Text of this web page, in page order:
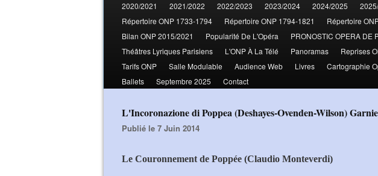
2020/2021
2021/2022 2022/2023 2023/2024 2024/2025
Répertoire ONP 1733-1794
Répertoire ONP 1794-1821 Répertoire
Bilan ONP 2015/2021
Popularité De L'Opéra PRONOSTIC OPERA DE
Théâtres Lyriques Parisiens
L'ONP À La Télé Panoramas Reprises
Tarifs ONP
Salle Modulable Audience Web Livres Cartographie
Ballets
Septembre 2025 Contact
L'Incoronazione di Poppea (Deshayes-Ovenden-Wilson)
Publié le 7 Juin 2014
Le Couronnement de Poppée (Claudio Monteverdi)